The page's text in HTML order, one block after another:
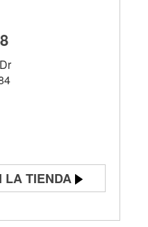
LA TIENDA